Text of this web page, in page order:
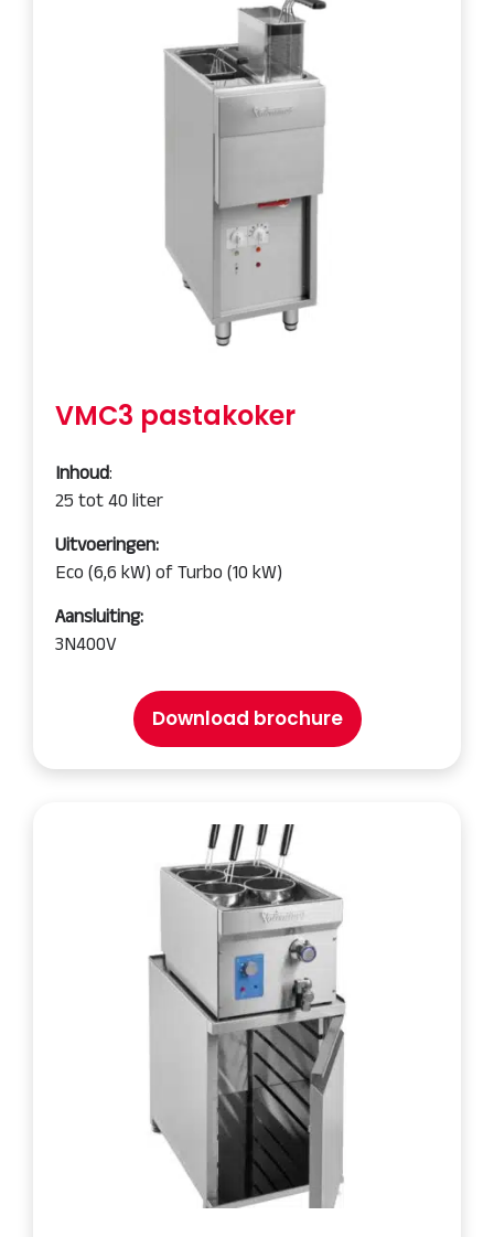
VMC3 pastakoker
Inhoud:
25 tot 40 liter
Uitvoeringen:
Eco (6,6 kW) of Turbo (10 kW)
Aansluiting:
3N400V
Download brochure